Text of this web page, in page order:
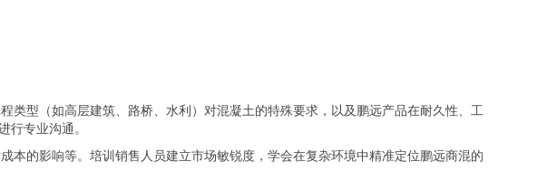
型（如高层建筑、路桥、水利）对混凝土的特殊要求，以及鹏远产品在耐久性、工
行专业沟通。
的影响等。培训销售人员建立市场敏锐度，学会在复杂环境中精准定位鹏远商混的